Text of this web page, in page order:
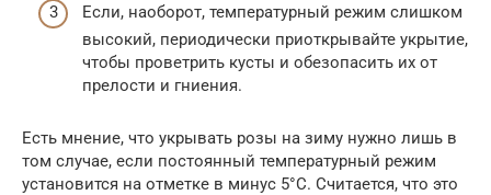
Если, наоборот, температурный режим слишком
высокий, периодически приоткрывайте укрытие,
чтобы проветрить кусты и обезопасить их от
прелости и гниения.
Есть мнение, что укрывать розы на зиму нужно лишь в
том случае, если постоянный температурный режим
установится на отметке в минус 5°С. Считается, что это